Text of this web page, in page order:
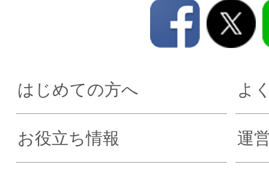
はじめての方へ よ
お役立ち情報 運